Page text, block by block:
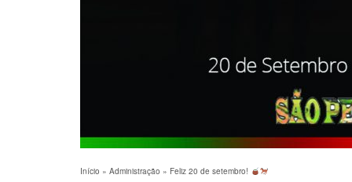
Início » Administração » Feliz 20 de setembro!